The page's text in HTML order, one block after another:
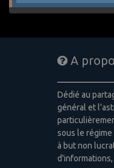
A
Dédié au
général et
sous le
à but non
d'informations,